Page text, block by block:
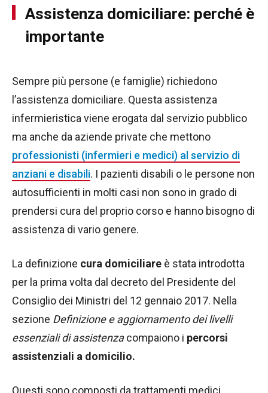
Assistenza domiciliare: perché è
importante
Sempre più persone (e famiglie) richiedono
l’assistenza domiciliare. Questa assistenza
infermieristica viene erogata dal servizio pubblico
ma anche da aziende private che mettono
professionisti (infermieri e medici) al servizio di
anziani e disabili. I pazienti disabili o le persone non
autosufficienti in molti casi non sono in grado di
prendersi cura del proprio corso e hanno bisogno di
assistenza di vario genere.
La definizione cura domiciliare è stata introdotta
per la prima volta dal decreto del Presidente del
Consiglio dei Ministri del 12 gennaio 2017. Nella
sezione Definizione e aggiornamento dei livelli
essenziali di assistenzacompaiono i percorsi
assistenziali a domicilio.
Questi sono composti da trattamenti medici,